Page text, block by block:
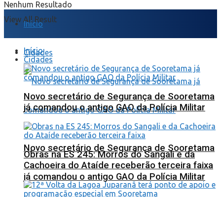
Nenhum Resultado
View All Result
Início
Cidades
Novo secretário de Segurança de Sooretama
já comandou o antigo GAO da Polícia Militar
Início
Cidades
Novo secretário de Segurança de Sooretama
já comandou o antigo GAO da Polícia Militar
Obras na ES 245: Morros do Sangali e da
Cachoeira do Ataíde receberão terceira faixa